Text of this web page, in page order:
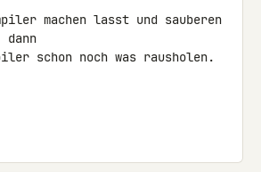
machen lasst und sauberen
schon noch was rausholen.